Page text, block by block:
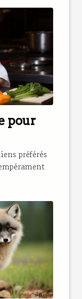
pour
préférés